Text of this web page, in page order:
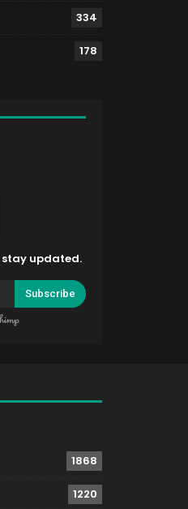
334
178
stay updated.
Subscribe
1868
1220